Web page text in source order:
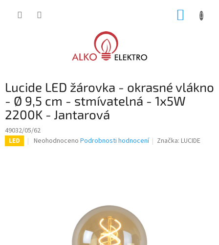
Lucide LED žárovka - okrasné vlákno
- Ø 9,5 cm - stmívatelná - 1x5W
2200K - Jantarová
49032/05/62
LED
Průměrné
Neohodnoceno Podrobnosti hodnocení Značka:LUCIDE